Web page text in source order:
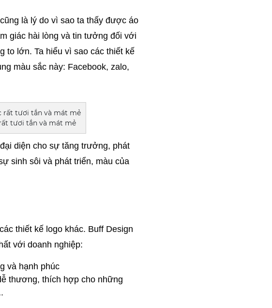
là lý do vì sao ta thấy được áo
giác hài lòng và tin tưởng đối với
to lớn. Ta hiểu vì sao các thiết kế
màu sắc này: Facebook, zalo,
tươi tắn và mát mẻ
diện cho sự tăng trưởng, phát
sinh sôi và phát triển, màu của
thiết kế logo khác. Buff Design
với doanh nghiệp:
và hạnh phúc
thương, thích hợp cho những